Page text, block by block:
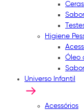
Higiene
Óleo
Universo Infantil
Acessórios